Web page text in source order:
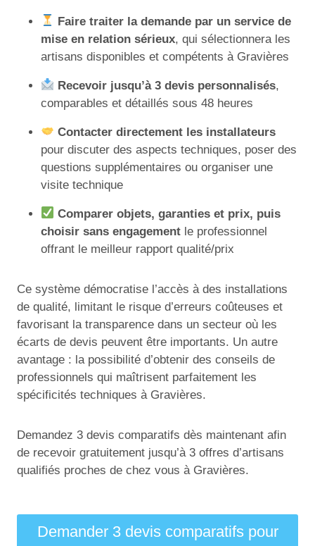
Faire traiter la demande par un service de
mise en relation sérieux, qui sélectionnera les
artisans disponibles et compétents à Gravières
Recevoir jusqu’à 3 devis personnalisés,
comparables et détaillés sous 48 heures
Contacter directement les installateurs
pour discuter des aspects techniques, poser des
questions supplémentaires ou organiser une
visite technique
Comparer objets, garanties et prix, puis
choisir sans engagement le professionnel
offrant le meilleur rapport qualité/prix
Ce système démocratise l’accès à des installations
de qualité, limitant le risque d’erreurs coûteuses et
favorisant la transparence dans un secteur où les
écarts de devis peuvent être importants. Un autre
avantage : la possibilité d’obtenir des conseils de
professionnels qui maîtrisent parfaitement les
spécificités techniques à Gravières.
Demandez 3 devis comparatifs dès maintenant afin
de recevoir gratuitement jusqu’à 3 offres d’artisans
qualifiés proches de chez vous à Gravières.
Demander 3 devis comparatifs pour